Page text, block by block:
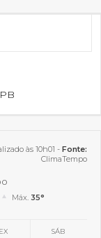
às 10h01 - Fonte:
ClimaTempo
Máx. 35°
SÁB